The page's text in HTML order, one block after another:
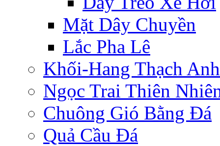
Mặt Dây Chuyền
Lắc Pha Lê
Khối-Hang Thạch Anh
Ngọc Trai Thiên
Chuông Gió Bằng Đá
Quả Cầu Đá